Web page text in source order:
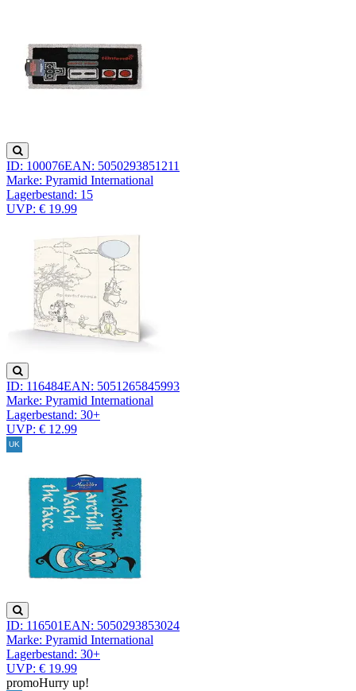
ID: 100076EAN: 5050293851211
Marke: Pyramid International
Lagerbestand: 15
UVP: € 19.99
ID: 116484EAN: 5051265845993
Marke: Pyramid International
Lagerbestand: 30+
UVP: € 12.99
ID: 116501EAN: 5050293853024
Marke: Pyramid International
Lagerbestand: 30+
UVP: € 19.99
promoHurry up!